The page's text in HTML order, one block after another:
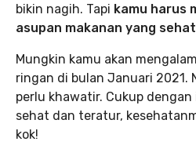
bikin nagih. Tapi kamu harus
asupan makanan yang sehat
Mungkin kamu akan
ringan di bulan Januari 2021.
perlu khawatir. Cukup
sehat dan teratur,
kok!